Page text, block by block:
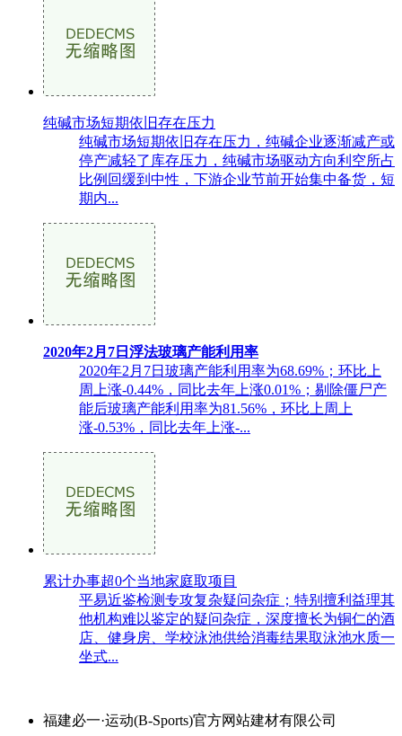
纯碱市场短期依旧存在压力
纯碱市场短期依旧存在压力，纯碱企业逐渐减产或
停产减轻了库存压力，纯碱市场驱动方向利空所占
比例回缓到中性，下游企业节前开始集中备货，短
期内...
2020年2月7日浮法玻璃产能利用率
2020年2月7日玻璃产能利用率为68.69%；环比上
周上涨-0.44%，同比去年上涨0.01%；剔除僵尸产
能后玻璃产能利用率为81.56%，环比上周上
涨-0.53%，同比去年上涨-...
累计办事超0个当地家庭取项目
平易近鉴检测专攻复杂疑问杂症；特别擅利益理其
他机构难以鉴定的疑问杂症，深度擅长为铜仁的酒
店、健身房、学校泳池供给消毒结果取泳池水质一
坐式...
福建必一·运动(B-Sports)官方网站建材有限公司